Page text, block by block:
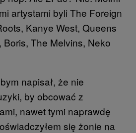
artystami byli The Foreign
Kanye West, Queens
The Melvins, Neko
napisał, że nie
by obcować z
nawet tymi naprawdę
się żonie na